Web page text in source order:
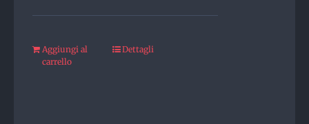
Aggiungi al
carrello
Dettagli